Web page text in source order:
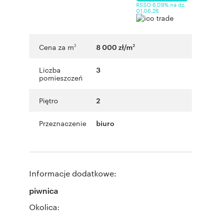
RSSO 6,09% na dz.
01.06.26
Cena za m2 8 000 zł/m2
Liczba
pomieszczeń
3
Piętro 2
Przeznaczenie biuro
Informacje dodatkowe:
piwnica
Okolica: